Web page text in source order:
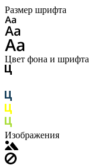
Размер шрифта
Цвет фона и шрифта
Изображения